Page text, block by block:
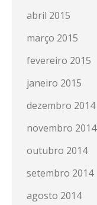
abril 2015
março 2015
fevereiro 2015
janeiro 2015
dezembro 2014
novembro 2014
outubro 2014
setembro 2014
agosto 2014